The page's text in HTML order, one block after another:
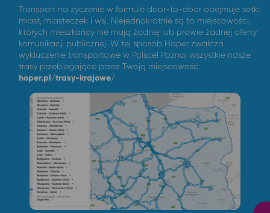
Transport na życzenie w formule door-to-door obejmuje setki
miast, miasteczek i wsi. Niejednokrotnie są to miejscowości,
których mieszkańcy nie mają żadnej lub prawie żadnej oferty
komunikacji publicznej. W tej sposób Hoper zwalcza
wykluczenie transportowe w Polsce! Poznaj wszystkie nasze
trasy przebiegające przez Twoją miejscowość:
hoper.pl/trasy-krajowe/